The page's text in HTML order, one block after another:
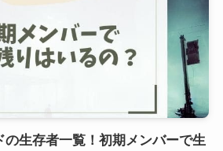
の生存者一覧！初期メンバーで生